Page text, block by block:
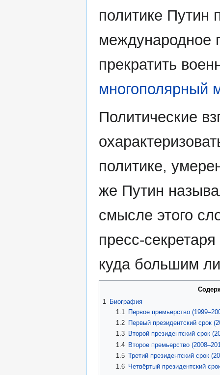
политике Путин
международное
прекратить
многополярный
Политические
политике,
же Путин
смысле этого
пресс-
куда большим
1
Биография
1.1
Первое премьерство
1.2
Первый президентский срок
1.3
Второй президентский срок
1.4 Второе премьерство
1.5 Третий президентский срок
1.6 Четвёртый президентский